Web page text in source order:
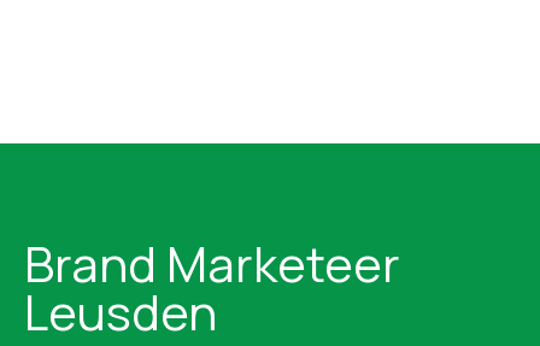
Brand Marketeer
Leusden